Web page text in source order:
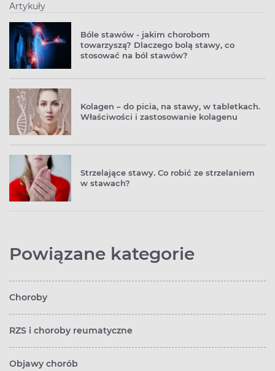
Artykuły
Bóle stawów - jakim chorobom
towarzyszą? Dlaczego bolą stawy, co
stosować na ból stawów?
Kolagen – do picia, na stawy, w tabletkach.
Właściwości i zastosowanie kolagenu
Strzelające stawy. Co robić ze strzelaniem
w stawach?
Powiązane kategorie
Choroby
RZS i choroby reumatyczne
Objawy chorób